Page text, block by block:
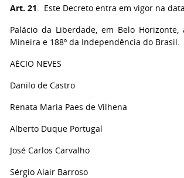
Art. 21. Este Decreto entra em vigor na
Palácio da Liberdade, em Belo
Mineira e 188º da Independência do Brasil.
AÉCIO NEVES
Danilo de Castro
Renata Maria Paes de Vilhena
Alberto Duque Portugal
José Carlos Carvalho
Sérgio Alair Barroso